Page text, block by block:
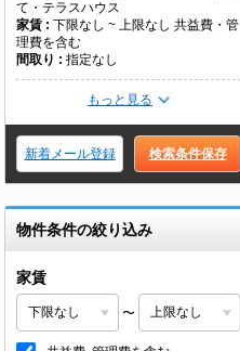
て・テラスハウス
家賃
下限なし ~ 上限なし 共益費・管
理費を含む
間取り
指定なし
もっと見る
新着メール登録 検索条件保存
物件条件の絞り込み
家賃
〜